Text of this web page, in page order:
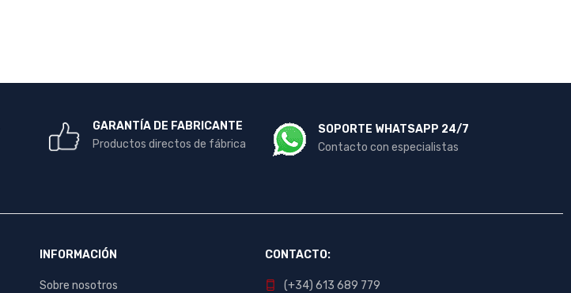
GARANTÍA DE FABRICANTE
Productos directos de fábrica
SOPORTE WHATSAPP 24/7
Contacto con especialistas
INFORMACIÓN
Sobre nosotros
CONTACTO:
(+34) 613 689 779